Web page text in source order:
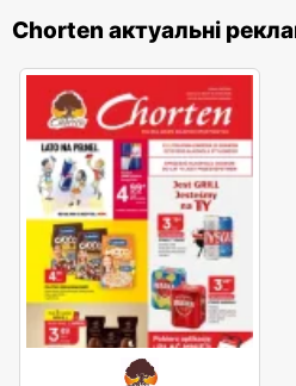
Chorten актуальні